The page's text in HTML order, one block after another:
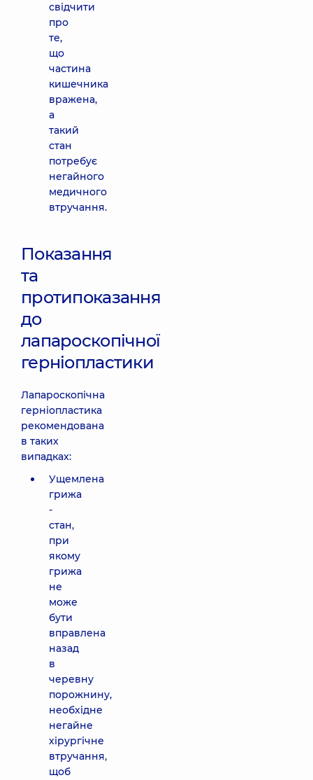
свідчити
про
те,
що
частина
кишечника
вражена,
а
такий
стан
потребує
негайного
медичного
втручання.
Показання
та
протипоказання
до
лапароскопічної
герніопластики
Лапароскопічна
герніопластика
рекомендована
в таких
випадках:
Ущемлена
грижа
-
стан,
при
якому
грижа
не
може
бути
вправлена
назад
в
черевну
порожнину,
необхідне
негайне
хірургічне
втручання,
щоб